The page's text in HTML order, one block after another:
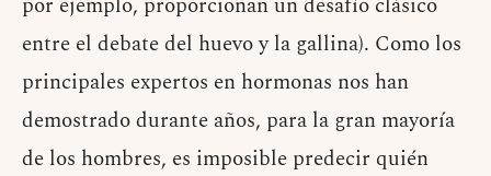
entre el debate del huevo y la gallina). Como los
principales expertos en hormonas nos han
demostrado durante años, para la gran mayoría
de los hombres, es imposible predecir quién